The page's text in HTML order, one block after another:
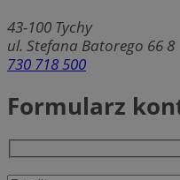
43-100 Tychy
ul. Stefana Batorego 66 8
730 718 500
Formularz